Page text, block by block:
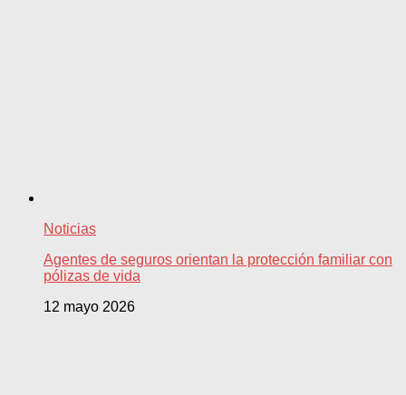
Noticias
Agentes de seguros orientan la protección familiar con
pólizas de vida
12 mayo 2026